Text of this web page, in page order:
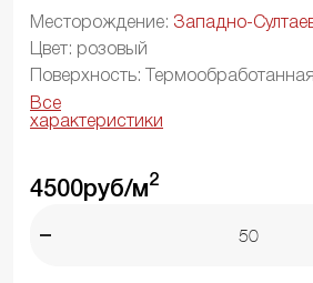
Месторождение: Западно-
Цвет: розовый
Поверхность: Термообработанная
Все
характеристики
4500руб/м2